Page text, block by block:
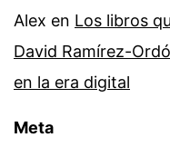
Alex en Los libros
David Ramírez-
en la era digital
Meta